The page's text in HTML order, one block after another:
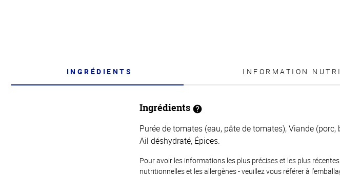
INGRÉDIENTS INFORMATION
Ingrédients
Purée de tomates (eau, pâte de tomates), Viande
Ail déshydraté, Épices.
Pour avoir les informations les plus précises et les plus
nutritionnelles et les allergènes - veuillez vous référer à